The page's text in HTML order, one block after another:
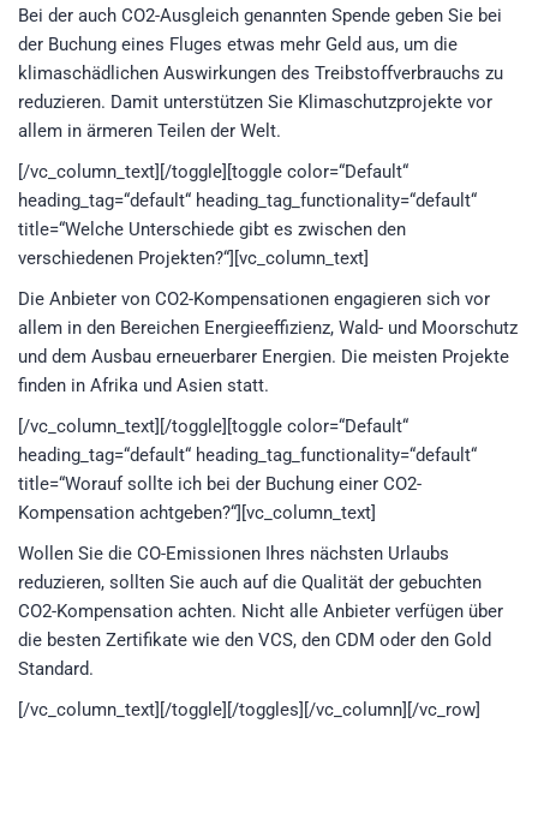
Bei der auch CO2-Ausgleich genannten Spende geben Sie bei
der Buchung eines Fluges etwas mehr Geld aus, um die
klimaschädlichen Auswirkungen des Treibstoffverbrauchs zu
reduzieren. Damit unterstützen Sie Klimaschutzprojekte vor
allem in ärmeren Teilen der Welt.
[/vc_column_text][/toggle][toggle color=“Default“
heading_tag=“default“ heading_tag_functionality=“default“
title=“Welche Unterschiede gibt es zwischen den
verschiedenen Projekten?“][vc_column_text]
Die Anbieter von CO2-Kompensationen engagieren sich vor
allem in den Bereichen Energieeffizienz, Wald- und Moorschutz
und dem Ausbau erneuerbarer Energien. Die meisten Projekte
finden in Afrika und Asien statt.
[/vc_column_text][/toggle][toggle color=“Default“
heading_tag=“default“ heading_tag_functionality=“default“
title=“Worauf sollte ich bei der Buchung einer CO2-
Kompensation achtgeben?“][vc_column_text]
Wollen Sie die CO-Emissionen Ihres nächsten Urlaubs
reduzieren, sollten Sie auch auf die Qualität der gebuchten
CO2-Kompensation achten. Nicht alle Anbieter verfügen über
die besten Zertifikate wie den VCS, den CDM oder den Gold
Standard.
[/vc_column_text][/toggle][/toggles][/vc_column][/vc_row]